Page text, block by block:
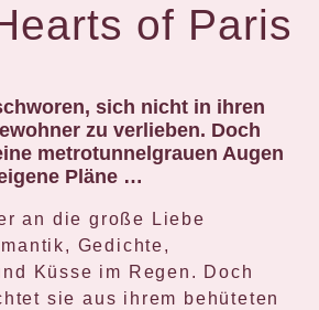
of Paris
sich nicht in ihren
zu verlieben. Doch
metrotunnelgrauen Augen
Pläne …
an die große Liebe
Gedichte,
Küsse im Regen. Doch
sieaus ihrem behüteten